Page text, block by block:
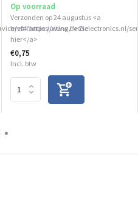
vakantiesluiting/">Zie
Op voorraad
Verzonden op 24 augustus <a
href="https://www.benselectronics.nl/
hier</a>
€0,75
Incl. btw